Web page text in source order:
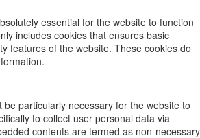
essential for the website to function
includes cookies that ensures basic
features of the website. These cookies do
particularly necessary for the website to
to collect user personal data via
contents are termed as non-necessary